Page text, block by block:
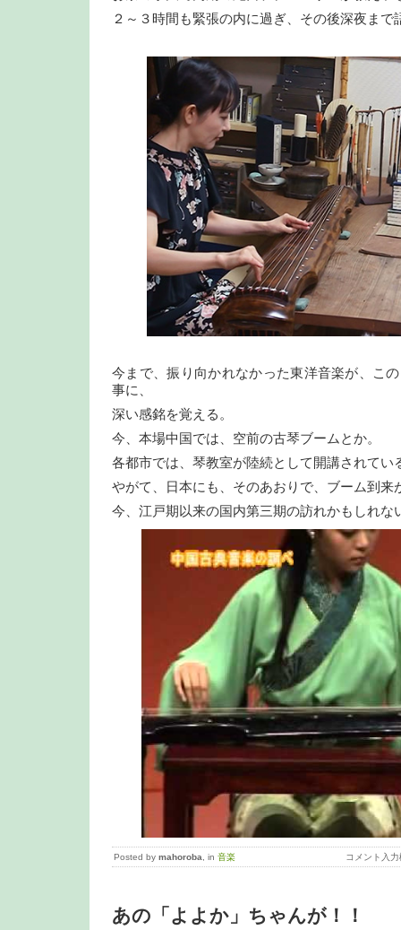
２～３時間も緊張の内に過ぎ、その後深夜まで
今まで、振り向かれなかった東洋音楽が、こ
事に、
深い感銘を覚える。
今、本場中国では、空前の古琴ブームとか。
各都市では、琴教室が陸続として開講されてい
やがて、日本にも、そのあおりで、ブーム到来
今、江戸期以来の国内第三期の訪れかもしれな
Posted by mahoroba , in 音楽 コメント入力
あの「よよか」ちゃんが！！